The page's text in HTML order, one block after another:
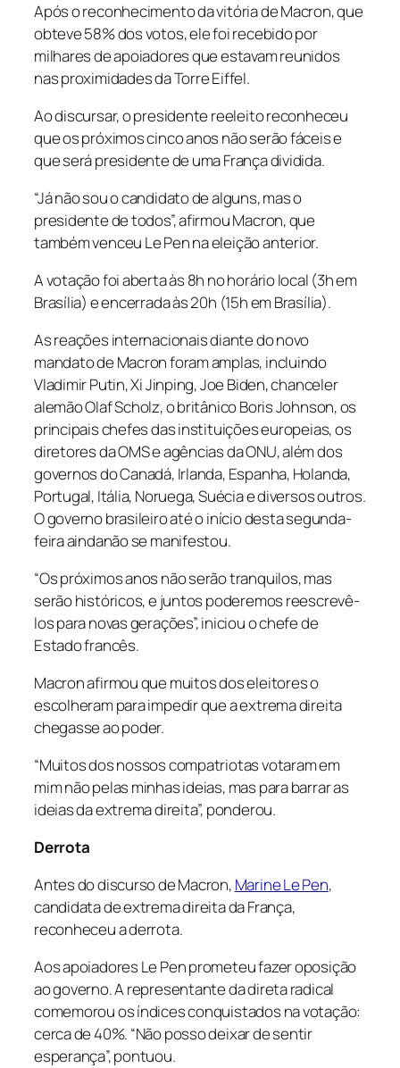
Após o reconhecimento da vitória de Macron, que
obteve 58% dos votos, ele foi recebido por
milhares de apoiadores que estavam reunidos
nas proximidades da Torre Eiffel.
Ao discursar, o presidente reeleito reconheceu
que os próximos cinco anos não serão fáceis e
que será presidente de uma França dividida.
“Já não sou o candidato de alguns, mas o
presidente de todos”, afirmou Macron, que
também venceu Le Pen na eleição anterior.
A votação foi aberta às 8h no horário local (3h em
Brasília) e encerrada às 20h (15h em Brasília).
As reações internacionais diante do novo
mandato de Macron foram amplas, incluindo
Vladimir Putin, Xi Jinping, Joe Biden, chanceler
alemão Olaf Scholz, o britânico Boris Johnson, os
principais chefes das instituições europeias, os
diretores da OMS e agências da ONU, além dos
governos do Canadá, Irlanda, Espanha, Holanda,
Portugal, Itália, Noruega, Suécia e diversos outros.
O governo brasileiro até o início desta segunda-
feira aindanão se manifestou.
“Os próximos anos não serão tranquilos, mas
serão históricos, e juntos poderemos reescrevê-
los para novas gerações”, iniciou o chefe de
Estado francês.
Macron afirmou que muitos dos eleitores o
escolheram para impedir que a extrema direita
chegasse ao poder.
“Muitos dos nossos compatriotas votaram em
mim não pelas minhas ideias, mas para barrar as
ideias da extrema direita”, ponderou.
Derrota
Antes do discurso de Macron, Marine Le Pen,
candidata de extrema direita da França,
reconheceu a derrota.
Aos apoiadores Le Pen prometeu fazer oposição
ao governo. A representante da direta radical
comemorou os índices conquistados na votação:
cerca de 40%. “Não posso deixar de sentir
esperança”, pontuou.